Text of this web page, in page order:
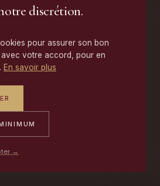
discrétion.
pour assurer son bon
votre accord, pour en
En savoir plus
→